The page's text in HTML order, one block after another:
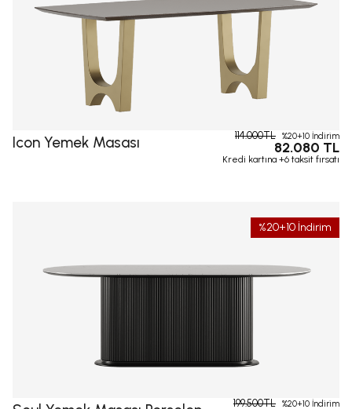
Icon Yemek Masası 114.000TL %20+10 İndirim
82.080 TL
Kredi kartına +6 taksit fırsatı
%20+10 İndirim
199.500TL %20+10 İndirim